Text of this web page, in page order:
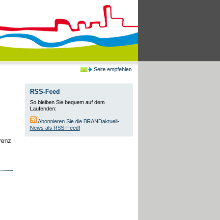
Seite empfehlen
RSS-Feed
So bleiben Sie bequem auf dem
Laufenden:
Abonnieren Sie die BRANDaktuell-
News als RSS-Feed!